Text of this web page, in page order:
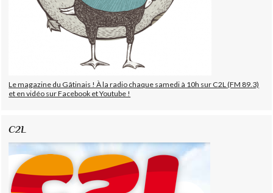
Le magazine du Gâtinais ! À la radio chaque samedi à 10h sur C2L (FM 89.3)
et en vidéo sur Facebook et Youtube !
C2L